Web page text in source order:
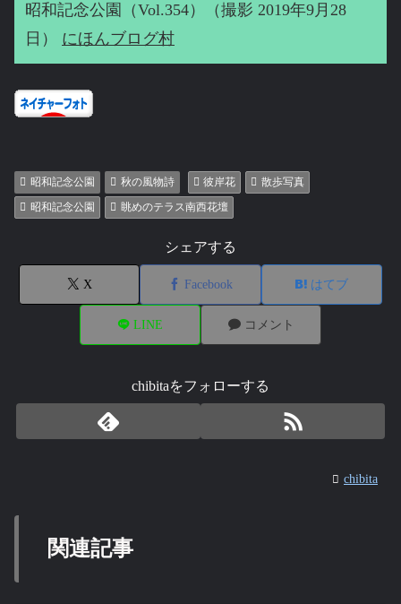
昭和記念公園（Vol.354）（撮影 2019年9月28
日） にほんブログ村
昭和記念公園 秋の風物詩 彼岸花
散歩写真
昭和記念公園
眺めのテラス南西花壇
シェアする
X Facebook はてブ
LINE コメント
chibitaをフォローする
chibita
関連記事